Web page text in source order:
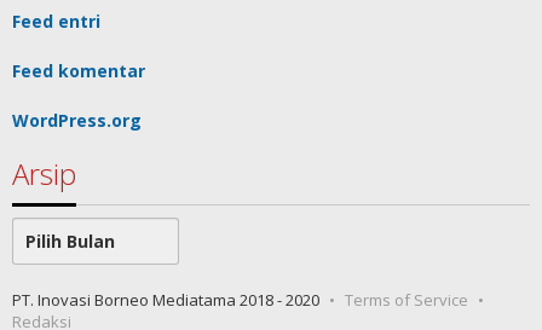
Feed entri
Feed komentar
WordPress.org
Arsip
Arsip
PT. Inovasi Borneo Mediatama 2018 - 2020
Terms of Service
Redaksi